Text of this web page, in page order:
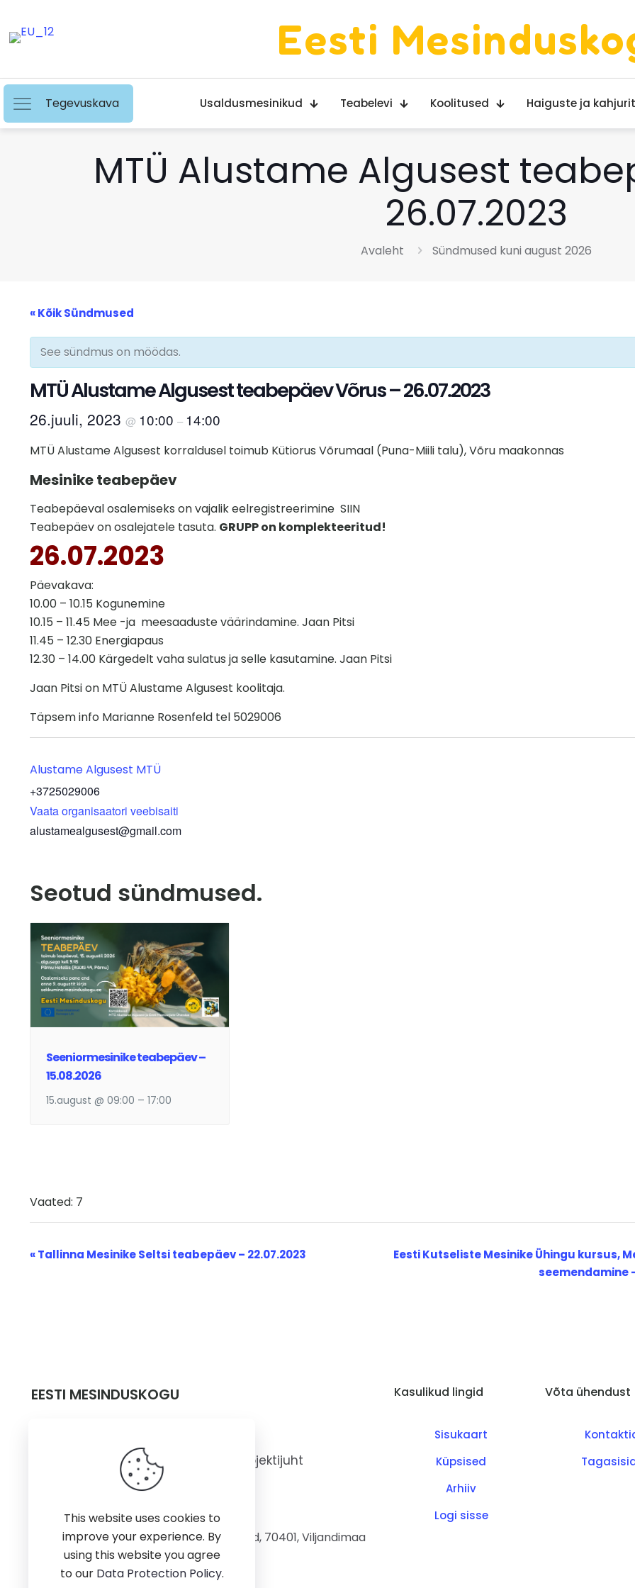
Eesti
Tegevuskava Usaldusmesinikud Teabelevi Koolitused Haiguste ja
MTÜ Alustame Algusest
26.07.2023
Avaleht Sündmused kuni august 2026
« Kõik Sündmused
See sündmus on möödas.
MTÜ Alustame Algusest teabepäev Võrus – 26.07.2023
26.juuli, 2023 @ 10:00 – 14:00
MTÜ Alustame Algusest korraldusel toimub Kütiorus Võrumaal (Puna-Miili talu), Võru maakonnas
Mesinike teabepäev
Teabepäeval osalemiseks on vajalik eelregistreerimine SIIN
Teabepäev on osalejatele tasuta. GRUPP on komplekteeritud!
26.07.2023
Päevakava:
10.00 – 10.15 Kogunemine
10.15 – 11.45 Mee -ja meesaaduste väärindamine. Jaan Pitsi
11.45 – 12.30 Energiapaus
12.30 – 14.00 Kärgedelt vaha sulatus ja selle kasutamine. Jaan Pitsi
Jaan Pitsi on MTÜ Alustame Algusest koolitaja.
Täpsem info Marianne Rosenfeld tel 5029006
Alustame Algusest MTÜ
+3725029006
Vaata organisaatori veebisaiti
alustamealgusest@gmail.com
Seotud sündmused.
Seeniormesinike teabepäev –
15.08.2026
15.august @ 09:00 –17:00
Vaated: 7
Sündmus
«Tallinna Mesinike Seltsi teabepäev – 22.07.2023
Eesti Kutseliste Mesinike Ühingu kursus,
seemendamine
EESTI MESINDUSKOGU
+372 5341 4067
mesindussekkumise projektijuht
Müüri 4-216, Olustvere, Põhja-Sakala vald, 70401, Viljandimaa
Kasulikud lingid
Sisukaart
Küpsised
Arhiiv
Logi sisse
Võta ühendust
This website uses cookies to
improve your experience. By
using this website you agree
to our Data Protection Policy.